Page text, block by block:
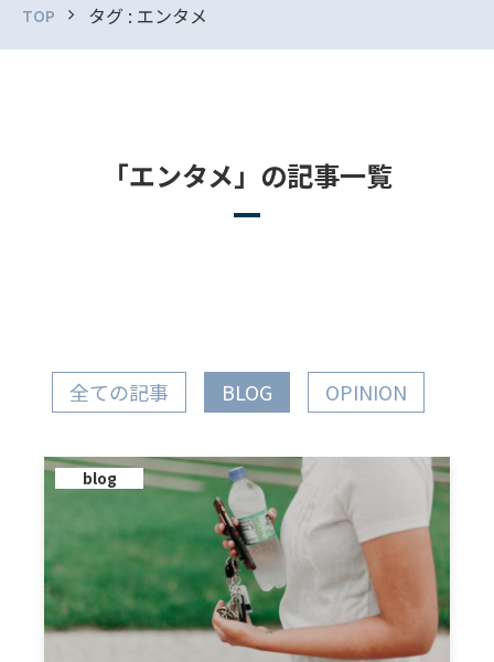
TOP タグ : エンタメ
「エンタメ」の記事一覧
全ての記事 BLOG OPINION
blog